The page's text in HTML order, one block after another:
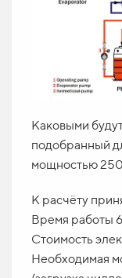
Каковыми
подобранный
мощностью
К расчёту
Время работы
Стоимость
Необходимая